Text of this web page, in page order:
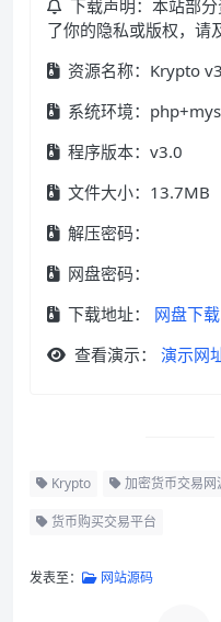
下载声明：本站部
了你的隐私或版权，请
资源名称：Krypto
系统环境：
程序版本：v3.0
文件大小：13.7MB
解压密码：
网盘密码：
下载地址：
网盘下载
查看演示：
演示网
Krypto 加密货币交易网
货币购买交易平台
发表至： 网站源码